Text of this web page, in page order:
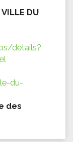
DU
details?
du-
des